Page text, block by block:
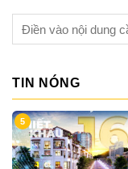
TIN NÓNG
5